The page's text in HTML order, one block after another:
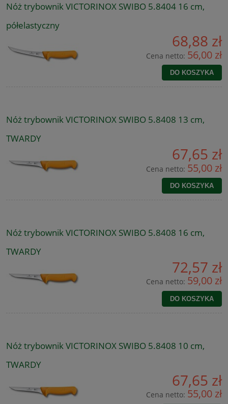
Nóż trybownik VICTORINOX SWIBO 5.8404 16 cm,
półelastyczny
68,88 zł
Cena netto: 56,00 zł
DO KOSZYKA
Nóż trybownik VICTORINOX SWIBO 5.8408 13 cm,
TWARDY
67,65 zł
Cena netto: 55,00 zł
DO KOSZYKA
Nóż trybownik VICTORINOX SWIBO 5.8408 16 cm,
TWARDY
72,57 zł
Cena netto: 59,00 zł
DO KOSZYKA
Nóż trybownik VICTORINOX SWIBO 5.8408 10 cm,
TWARDY
67,65 zł
Cena netto: 55,00 zł